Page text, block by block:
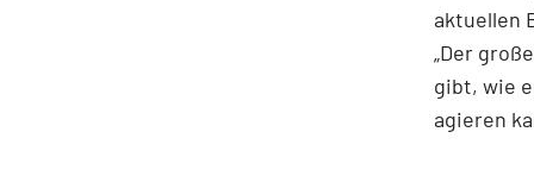
aktuellen
„Der
gibt, wie
agieren